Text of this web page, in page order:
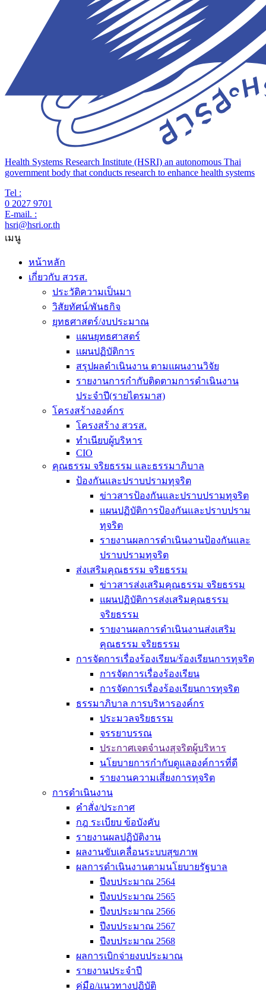
Health Systems Research Institute (HSRI) an autonomous Thai
government body that conducts research to enhance health systems
Tel :
0 2027 9701
E-mail. :
hsri@hsri.or.th
เมนู
หน้าหลัก
เกี่ยวกับ สวรส.
ประวัติความเป็นมา
วิสัยทัศน์/พันธกิจ
ยุทธศาสตร์/งบประมาณ
แผนยุทธศาสตร์
แผนปฏิบัติการ
สรุปผลดำเนินงาน ตามแผนงานวิจัย
รายงานการกำกับติดตามการดำเนินงาน
ประจำปี(รายไตรมาส)
โครงสร้างองค์กร
โครงสร้าง สวรส.
ทำเนียบผู้บริหาร
CIO
คุณธรรม จริยธรรม และธรรมาภิบาล
ป้องกันและปราบปรามทุจริต
ข่าวสารป้องกันและปราบปรามทุจริต
แผนปฏิบัติการป้องกันและปราบปราม
ทุจริต
รายงานผลการดำเนินงานป้องกันและ
ปราบปรามทุจริต
ส่งเสริมคุณธรรม จริยธรรม
ข่าวสารส่งเสริมคุณธรรม จริยธรรม
แผนปฏิบัติการส่งเสริมคุณธรรม
จริยธรรม
รายงานผลการดำเนินงานส่งเสริม
คุณธรรม จริยธรรม
การจัดการเรื่องร้องเรียน/ร้องเรียนการทุจริต
การจัดการเรื่องร้องเรียน
การจัดการเรื่องร้องเรียนการทุจริต
ธรรมาภิบาล การบริหารองค์กร
ประมวลจริยธรรม
จรรยาบรรณ
ประกาศเจตจำนงสุจริตผู้บริหาร
นโยบายการกำกับดูแลองค์การที่ดี
รายงานความเสี่ยงการทุจริต
การดำเนินงาน
คำสั่ง/ประกาศ
กฎ ระเบียบ ข้อบังคับ
รายงานผลปฏิบัติงาน
ผลงานขับเคลื่อนระบบสุขภาพ
ผลการดำเนินงานตามนโยบายรัฐบาล
ปีงบประมาณ 2564
ปีงบประมาณ 2565
ปีงบประมาณ 2566
ปีงบประมาณ 2567
ปีงบประมาณ 2568
ผลการเบิกจ่ายงบประมาณ
รายงานประจำปี
คู่มือ/แนวทางปฏิบัติ